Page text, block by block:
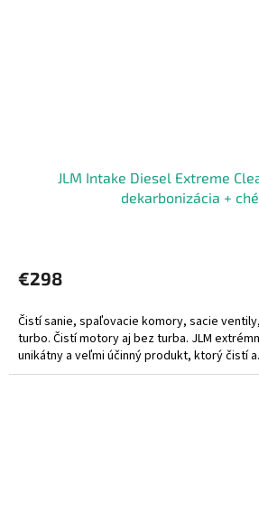
JLM Intake Diesel Extreme
dekarbonizácia +
€298
Čistí sanie, spaľovacie komory, sacie
turbo. Čistí motory aj bez turba. JLM
unikátny a veľmi účinný produkt, ktorý čistí